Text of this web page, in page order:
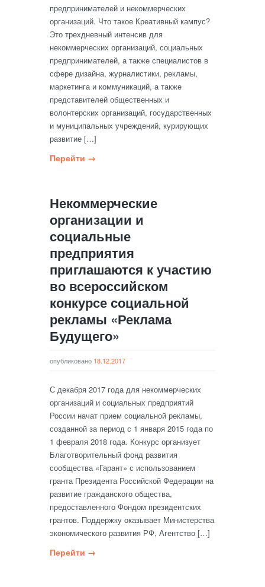
предпринимателей и некоммерческих
организаций. Что такое Креативный кампус?
Это трехдневный интенсив для
некоммерческих организаций, социальных
предпринимателей, а также специалистов в
сфере дизайна, журналистики, рекламы,
маркетинга и коммуникаций, а также
представителей общественных и
волонтерских организаций, государственных
и муниципальных учреждений, курирующих
развитие […]
Перейти →
Некоммерческие
организации и
социальные
предприятия
приглашаются к участию
во всероссийском
конкурсе социальной
рекламы «Реклама
Будущего»
опубликовано 18.12.2017
С декабря 2017 года для некоммерческих
организаций и социальных предприятий
России начат прием социальной рекламы,
созданной за период с 1 января 2015 года по
1 февраля 2018 года. Конкурс организует
Благотворительный фонд развития
сообщества «Гарант» с использованием
гранта Президента Российской Федерации на
развитие гражданского общества,
предоставленного Фондом президентских
грантов. Поддержку оказывает Министерства
экономического развития РФ, Агентство […]
Перейти →